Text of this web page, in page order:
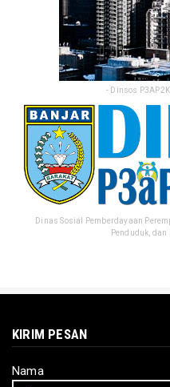
- Dinsos
Dinas Sosial Pemberdayaan
Penduduk,
KIRIM PESAN
Nama